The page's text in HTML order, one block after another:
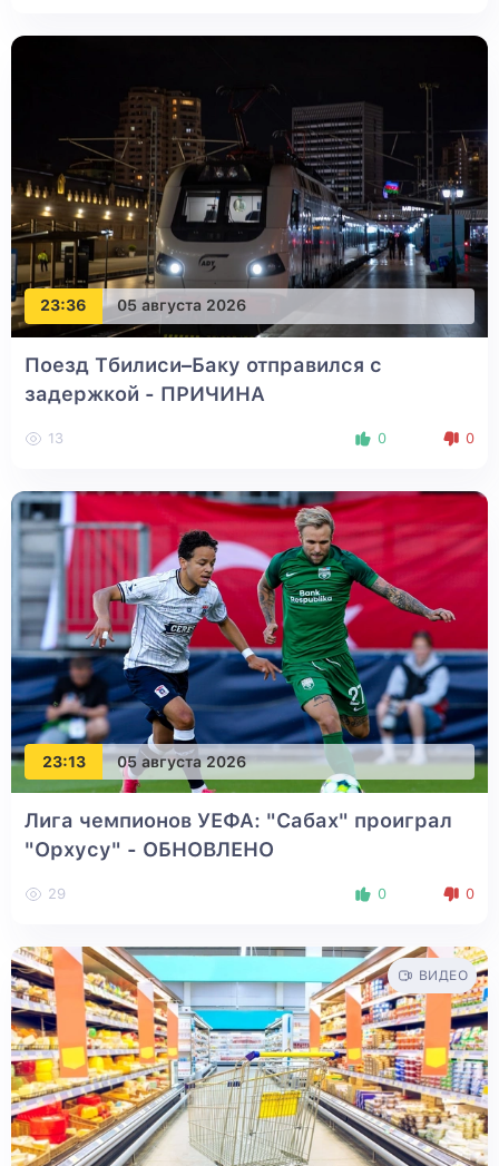
23:36 05 августа 2026
Поезд Тбилиси–Баку отправился с
задержкой - ПРИЧИНА
13 0 0
23:13 05 августа 2026
Лига чемпионов УЕФА: "Сабах" проиграл
"Орхусу" - ОБНОВЛЕНО
29 0 0
ВИДЕО